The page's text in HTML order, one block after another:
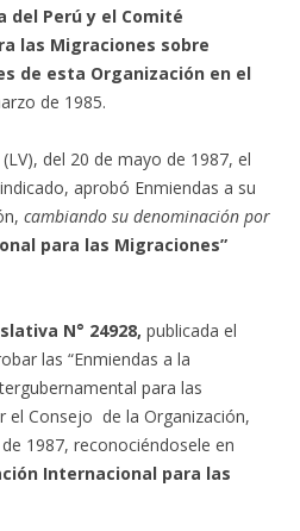
del Perú y el Comité
las Migraciones sobre
de esta Organización en el
de 1985.
del 20 de mayo de 1987, el
aprobó Enmiendas a su
cambiando su denominación por
para las Migraciones”
N° 24928, publicada el
las “Enmiendas a la
para las
el Consejo de la Organización,
1987, reconociéndosele en
Internacional para las